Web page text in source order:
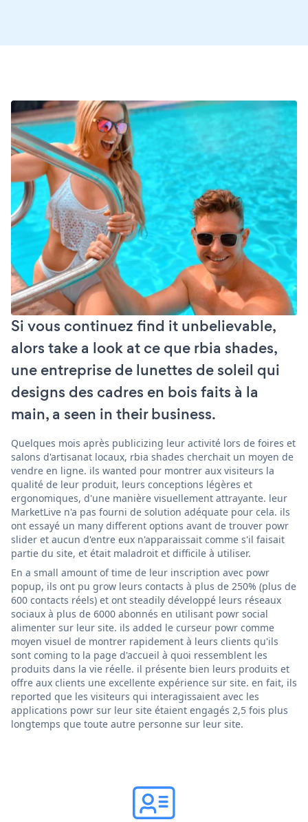
Si vous continuez find it unbelievable,
alors take a look at ce que rbia shades,
une entreprise de lunettes de soleil qui
designs des cadres en bois faits à la
main, a seen in their business.
Quelques mois après publicizing leur activité lors de foires et
salons d'artisanat locaux, rbia shades cherchait un moyen de
vendre en ligne. ils wanted pour montrer aux visiteurs la
qualité de leur produit, leurs conceptions légères et
ergonomiques, d'une manière visuellement attrayante. leur
MarketLive n'a pas fourni de solution adéquate pour cela. ils
ont essayé un many different options avant de trouver powr
slider et aucun d'entre eux n'apparaissait comme s'il faisait
partie du site, et était maladroit et difficile à utiliser.
En a small amount of time de leur inscription avec powr
popup, ils ont pu grow leurs contacts à plus de 250% (plus de
600 contacts réels) et ont steadily développé leurs réseaux
sociaux à plus de 6000 abonnés en utilisant powr social
alimenter sur leur site. ils added le curseur powr comme
moyen visuel de montrer rapidement à leurs clients qu'ils
sont coming to la page d'accueil à quoi ressemblent les
produits dans la vie réelle. il présente bien leurs produits et
offre aux clients une excellente expérience sur site. en fait, ils
reported que les visiteurs qui interagissaient avec les
applications powr sur leur site étaient engagés 2,5 fois plus
longtemps que toute autre personne sur leur site.